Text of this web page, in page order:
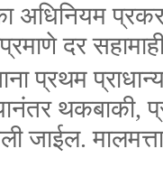
अधिनियम
दर
प्रथम
थकबाकी,
मालमत्ता